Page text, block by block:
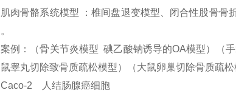
肌肉骨骼系统模型 ：椎间盘退变模型、闭合性股骨
。
案例：（骨关节炎模型 碘乙酸钠诱导的OA模型）（
鼠睾丸切除致骨质疏松模型）（大鼠卵巢切除骨质疏
Caco-2 人结肠腺癌细胞